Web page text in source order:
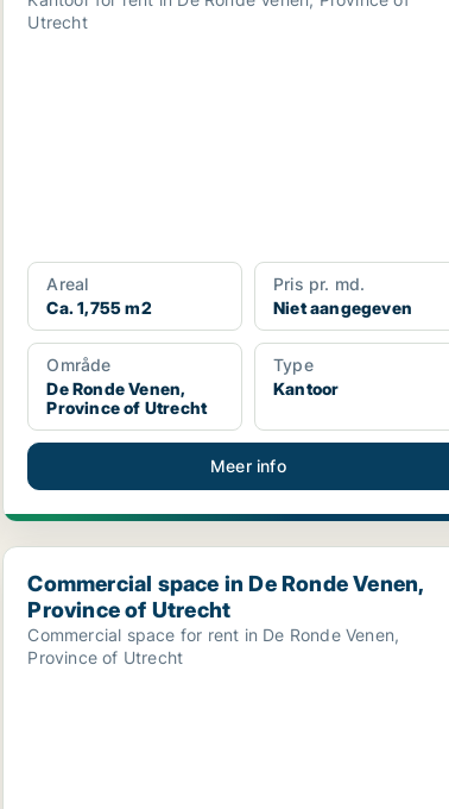
Utrecht
Areal
Ca. 1,755 m2
Pris pr. md.
Niet aangegeven
Område
De Ronde Venen,
Province of Utrecht
Type
Kantoor
Meer info
Commercial space in De Ronde Venen, Province
Commercial space in De Ronde Venen,
Province of Utrecht
Commercial space for rent in De Ronde Venen,
Province of Utrecht